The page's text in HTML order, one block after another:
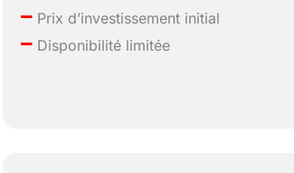
– Prix d’investissement initial
– Disponibilité limitée